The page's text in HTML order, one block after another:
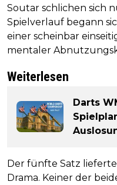
Soutar schlichen sich
Spielverlauf begann
einer scheinbar
mentaler
Weiterlesen
Darts
Der fünfte Satz
Drama. Keiner der